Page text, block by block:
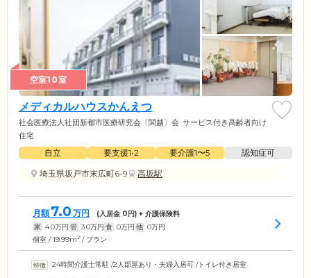
空室10室
メディカルハウスかんえつ
社会医療法人社団新都市医療研究会〔関越〕会 サービス付き高齢者向け
住宅
自立 要支援1•2 要介護1〜5
認知症可
埼玉県坂戸市末広町6-9
高坂駅
月額 7.0 万円 (入居金 0円) + 介護保険料
家 4.0万円 管 3.0万円 食 0万円 他 0万円
個室 / 19.99m2 / プラン
24時間介護士常駐 /2人部屋あり・夫婦入居可 /トイレ付き居室